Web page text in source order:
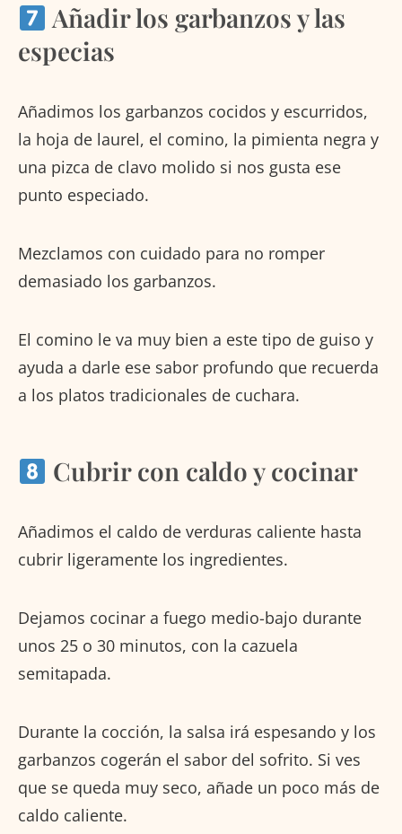
Añadir los garbanzos y las
especias
Añadimos los garbanzos cocidos y escurridos,
la hoja de laurel, el comino, la pimienta negra y
una pizca de clavo molido si nos gusta ese
punto especiado.
Mezclamos con cuidado para no romper
demasiado los garbanzos.
El comino le va muy bien a este tipo de guiso y
ayuda a darle ese sabor profundo que recuerda
a los platos tradicionales de cuchara.
Cubrir con caldo y cocinar
Añadimos el caldo de verduras caliente hasta
cubrir ligeramente los ingredientes.
Dejamos cocinar a fuego medio-bajo durante
unos 25 o 30 minutos, con la cazuela
semitapada.
Durante la cocción, la salsa irá espesando y los
garbanzos cogerán el sabor del sofrito. Si ves
que se queda muy seco, añade un poco más de
caldo caliente.